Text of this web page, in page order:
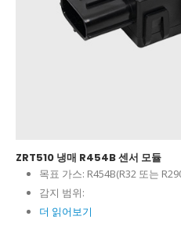
ZRT510 냉매 R454B 센서 모듈
목표 가스: R454B(R32 또는
감지 범위:
더 읽어보기